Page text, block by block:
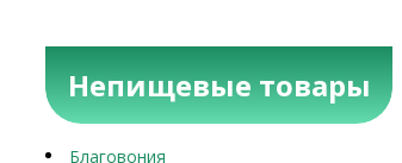
Непищевые товары
Благовония